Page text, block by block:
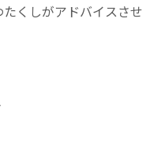
くしがアドバイスさせ